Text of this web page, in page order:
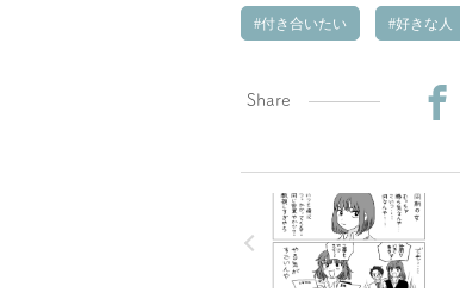
付き合いたい 好きな人
Share